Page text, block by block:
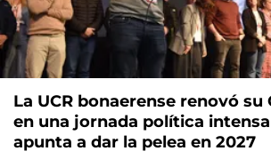
La UCR bonaerense renovó su
en una jornada política
apunta a dar la pelea en 2027